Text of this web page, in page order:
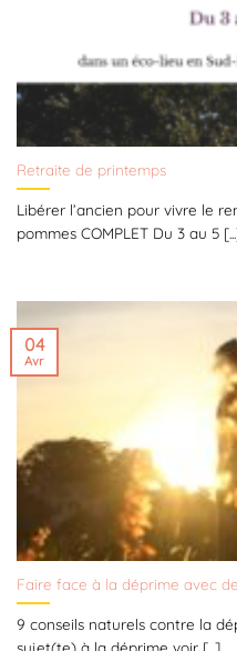
Retraite de printemps
Libérer l’ancien pour vivre le
pommes COMPLET Du 3 au 5
Faire face à la déprime avec
9 conseils naturels contre la
04
Avr